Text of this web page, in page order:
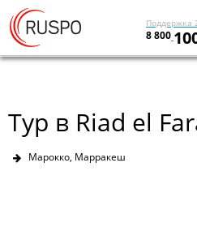
Поддержка
8 800
Тур в Riad el
Марокко, Марракеш